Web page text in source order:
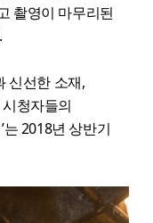
촬영이 마무리된
신선한 소재,
청자들의
는 2018년 상반기